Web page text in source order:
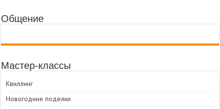
Общение
Мастер-классы
Квиллинг
Новогодние поделки